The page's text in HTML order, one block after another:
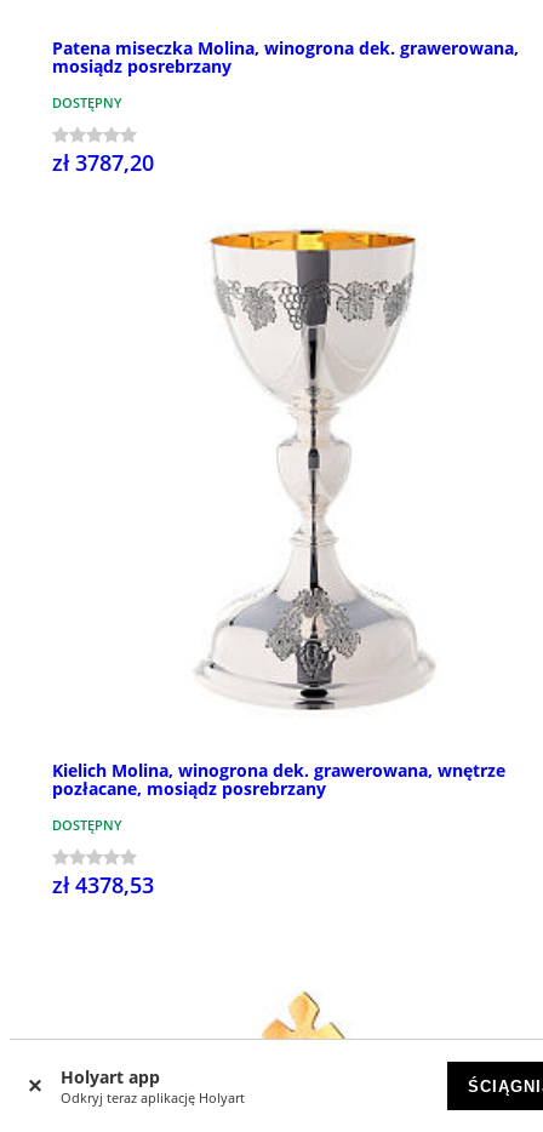
Holyart app
Odkryj teraz aplikację Holyart
Patena miseczka Molina, winogrona dek. grawerowana,
mosiądz posrebrzany
DOSTĘPNY
zł 3787,20
Kielich Molina, winogrona dek. grawerowana, wnętrze
pozłacane, mosiądz posrebrzany
DOSTĘPNY
zł 4378,53